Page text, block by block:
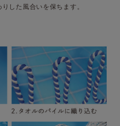
した風合いを保ちます。